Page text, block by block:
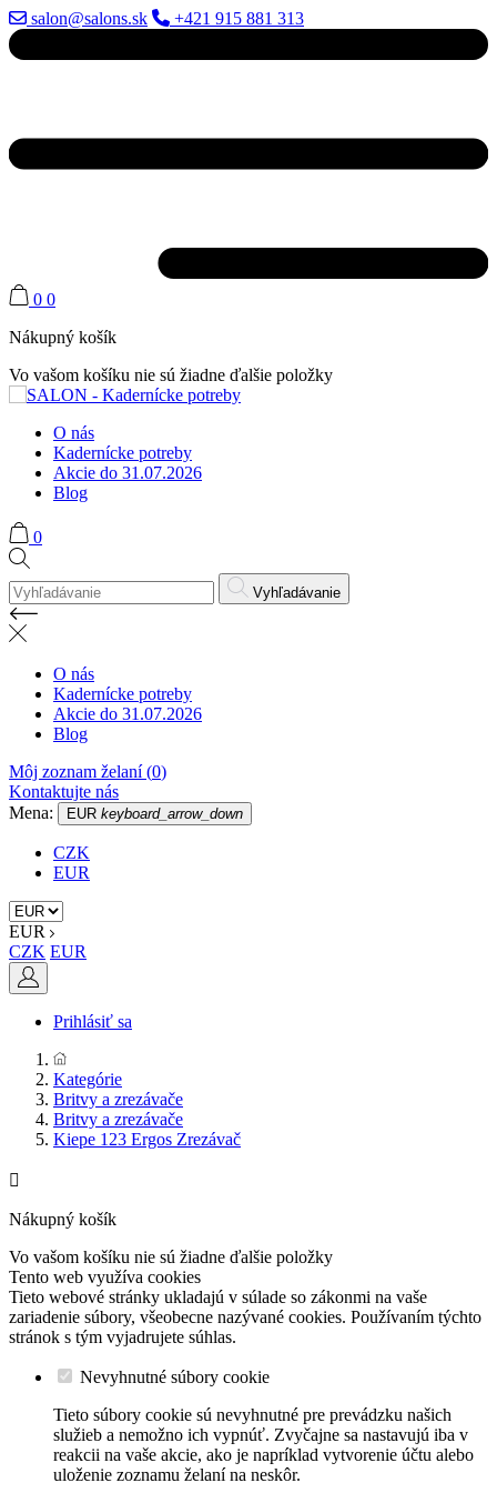
salon@salons.sk +421 915 881 313
0 0
Nákupný košík
Vo vašom košíku nie sú žiadne ďalšie položky
O nás
Kadernícke potreby
Akcie do 31.07.2026
Blog
0
Vyhľadávanie
O nás
Kadernícke potreby
Akcie do 31.07.2026
Blog
Môj zoznam želaní (0)
Kontaktujte nás
Mena:
EUR keyboard_arrow_down
CZK
EUR
EUR
CZK EUR
Prihlásiť sa
Kategórie
Britvy a zrezávače
Britvy a zrezávače
Kiepe 123 Ergos Zrezávač

Nákupný košík
Vo vašom košíku nie sú žiadne ďalšie položky
Tento web využíva cookies
Tieto webové stránky ukladajú v súlade so zákonmi na vaše
zariadenie súbory, všeobecne nazývané cookies. Používaním týchto
stránok s tým vyjadrujete súhlas.
Nevyhnutné súbory cookie
Tieto súbory cookie sú nevyhnutné pre prevádzku našich
služieb a nemožno ich vypnúť. Zvyčajne sa nastavujú iba v
reakcii na vaše akcie, ako je napríklad vytvorenie účtu alebo
uloženie zoznamu želaní na neskôr.